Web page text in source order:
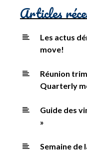
/
Articles
Les actus
move!
Réunion
Quarterly
Guide des
»
Semaine de